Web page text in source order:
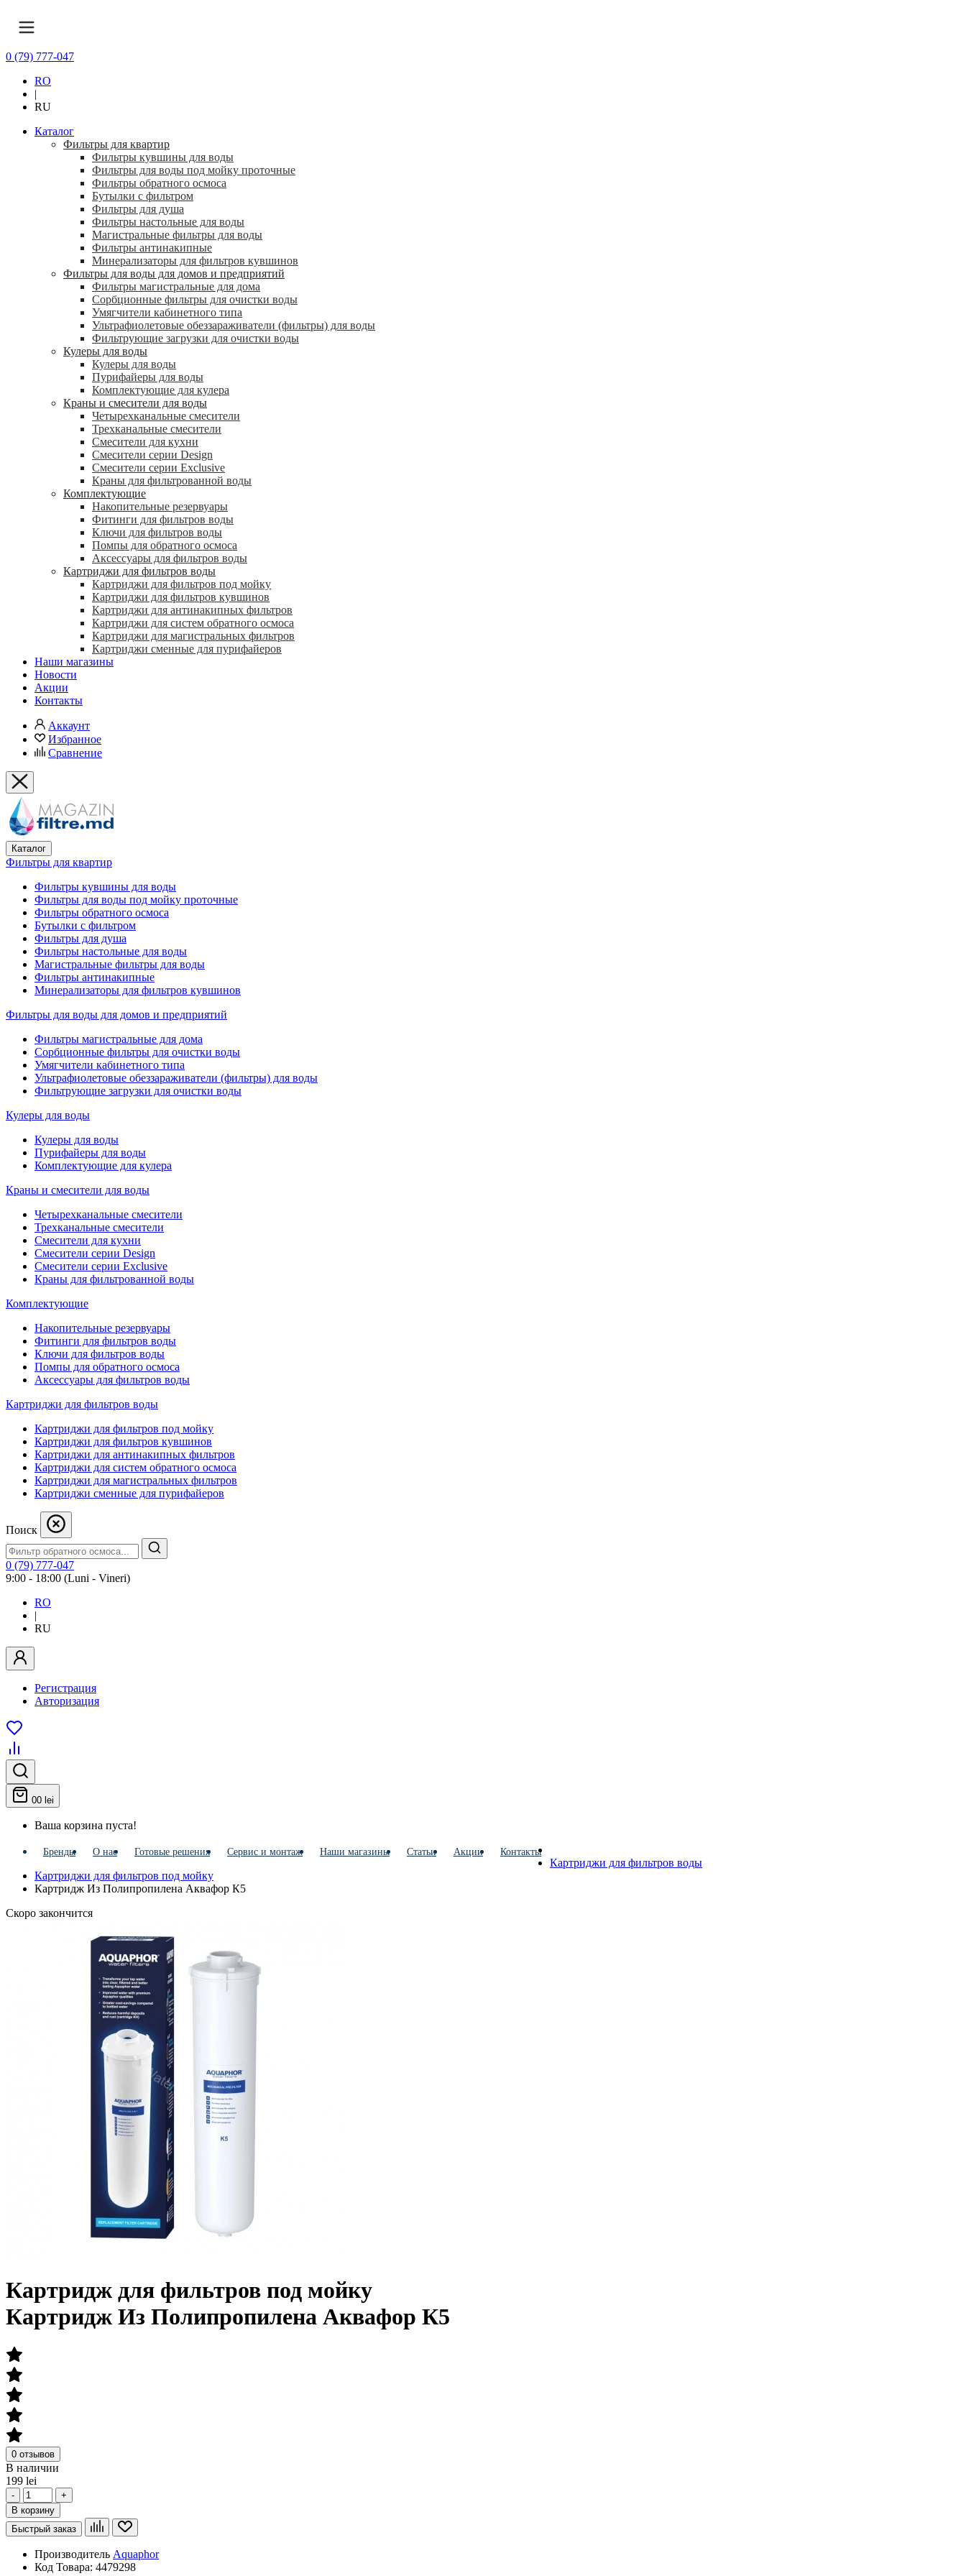
0 (79) 777-047
RO
|
RU
Каталог
Фильтры для квартир
Фильтры кувшины для воды
Фильтры для воды под мойку проточные
Фильтры обратного осмоса
Бутылки с фильтром
Фильтры для душа
Фильтры настольные для воды
Магистральные фильтры для воды
Фильтры антинакипные
Минерализаторы для фильтров кувшинов
Фильтры для воды для домов и предприятий
Фильтры магистральные для дома
Сорбционные фильтры для очистки воды
Умягчители кабинетного типа
Ультрафиолетовые обеззараживатели (фильтры) для воды
Фильтрующие загрузки для очистки воды
Кулеры для воды
Кулеры для воды
Пурифайеры для воды
Комплектующие для кулера
Краны и смесители для воды
Четырехканальные смесители
Трехканальные смесители
Смесители для кухни
Смесители серии Design
Смесители серии Exclusive
Краны для фильтрованной воды
Комплектующие
Накопительные резервуары
Фитинги для фильтров воды
Ключи для фильтров воды
Помпы для обратного осмоса
Аксессуары для фильтров воды
Картриджи для фильтров воды
Картриджи для фильтров под мойку
Картриджи для фильтров кувшинов
Картриджи для антинакипных фильтров
Картриджи для систем обратного осмоса
Картриджи для магистральных фильтров
Картриджи сменные для пурифайеров
Наши магазины
Новости
Акции
Контакты
Аккаунт
Избранное
Сравнение
Каталог
Фильтры для квартир
Фильтры кувшины для воды
Фильтры для воды под мойку проточные
Фильтры обратного осмоса
Бутылки с фильтром
Фильтры для душа
Фильтры настольные для воды
Магистральные фильтры для воды
Фильтры антинакипные
Минерализаторы для фильтров кувшинов
Фильтры для воды для домов и предприятий
Фильтры магистральные для дома
Сорбционные фильтры для очистки воды
Умягчители кабинетного типа
Ультрафиолетовые обеззараживатели (фильтры) для воды
Фильтрующие загрузки для очистки воды
Кулеры для воды
Кулеры для воды
Пурифайеры для воды
Комплектующие для кулера
Краны и смесители для воды
Четырехканальные смесители
Трехканальные смесители
Смесители для кухни
Смесители серии Design
Смесители серии Exclusive
Краны для фильтрованной воды
Комплектующие
Накопительные резервуары
Фитинги для фильтров воды
Ключи для фильтров воды
Помпы для обратного осмоса
Аксессуары для фильтров воды
Картриджи для фильтров воды
Картриджи для фильтров под мойку
Картриджи для фильтров кувшинов
Картриджи для антинакипных фильтров
Картриджи для систем обратного осмоса
Картриджи для магистральных фильтров
Картриджи сменные для пурифайеров
Поиск
0 (79) 777-047
9:00 - 18:00 (Luni - Vineri)
RO
|
RU
Регистрация
Авторизация
00 lei
Ваша корзина пуста!
Бренды О нас Готовые решения Сервис и монтаж Наши магазины Статьи Акции Контакты
Картриджи для фильтров воды
Картриджи для фильтров под мойку
Картридж Из Полипропилена Аквафор К5
Скоро закончится
Картридж для фильтров под мойку
Картридж Из Полипропилена Аквафор К5
0 отзывов
В наличии
199 lei
-
+
В корзину
Быстрый заказ
Производитель Aquaphor
Код Товара: 4479298